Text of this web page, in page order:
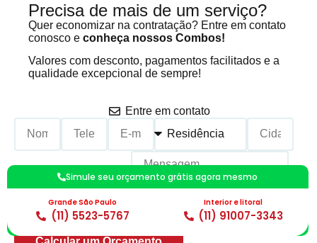
Precisa de mais de um serviço?
Quer economizar na contratação? Entre em contato
conosco e conheça nossos Combos!
Valores com desconto, pagamentos facilitados e a
qualidade excepcional de sempre!
Entre em contato
Simule seu orçamento grátis agora mesmo
Grande São Paulo
(11) 5523-5767
Interior e litoral
(11) 91007-3343